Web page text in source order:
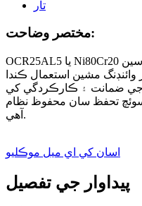
مختصر وضاحت:
OCR25AL5 يا Ni80Cr20 حرارتي تار استعمال ڪندي، اسين
مشين استعمال ڪندا
جي ضمانت ۽ ڪارڪردگي کي
سوئچ تحفظ سان محفوظ نظام
آهي.
اسان کي اي ميل موڪليو
پيداوار جي تفصيل